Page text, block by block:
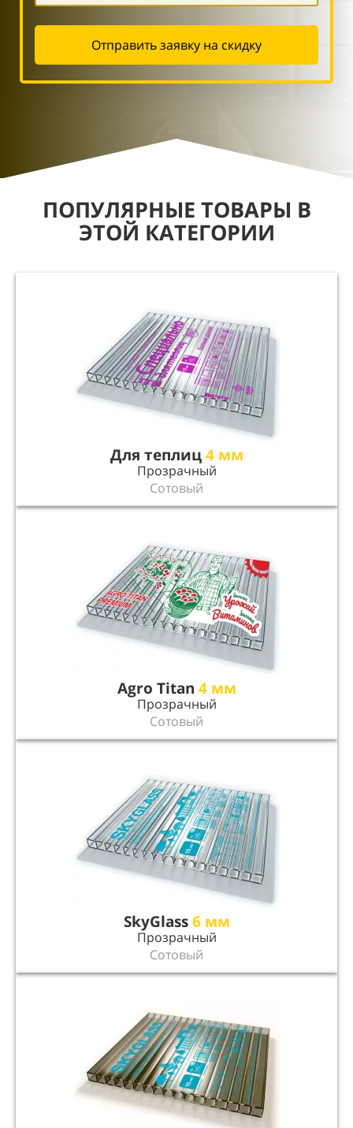
Отправить заявку на скидку
ПОПУЛЯРНЫЕ ТОВАРЫ В
ЭТОЙ КАТЕГОРИИ
Для теплиц4 мм
Прозрачный
Сотовый
Agro Titan 4 мм
Прозрачный
Сотовый
SkyGlass6 мм
Прозрачный
Сотовый